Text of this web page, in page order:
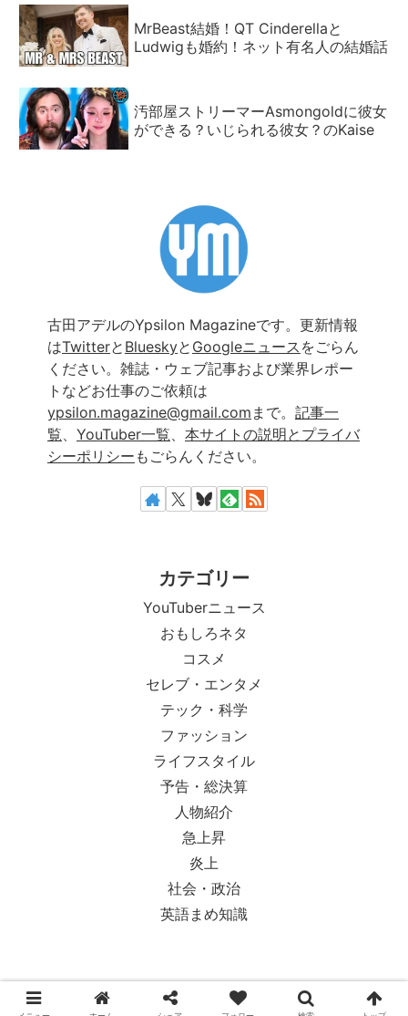
MrBeast結婚！QT Cinderellaと
Ludwigも婚約！ネット有名人の結婚話
汚部屋ストリーマーAsmongoldに彼女
ができる？いじられる彼女？のKaise
古田アデルのYpsilon Magazineです。更新情報
はTwitterと Blueskyと Googleニュース をごらん
ください。雑誌・ウェブ記事および業界レポー
トなどお仕事のご依頼は
ypsilon.magazine@gmail.com まで。 記事一
覧、 YouTuber一覧、 本サイトの説明とプライバ
シーポリシー もごらんください。
カテゴリー
YouTuberニュース
おもしろネタ
コスメ
セレブ・エンタメ
テック・科学
ファッション
ライフスタイル
予告・総決算
人物紹介
急上昇
炎上
社会・政治
英語まめ知識
© 2018-2026 Ypsilon Magazine.